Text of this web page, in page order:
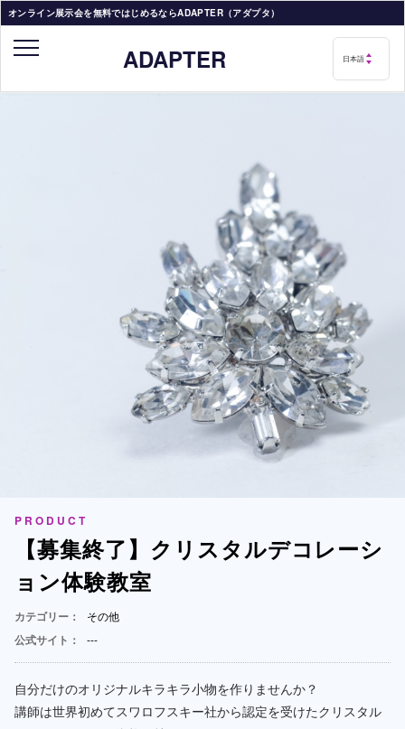
オンライン展示会を無料ではじめるならADAPTER（アダプタ）
ADAPTER
PRODUCT
【募集終了】クリスタルデコレーシ
ョン体験教室
カテゴリー： その他
公式サイト： ---
自分だけのオリジナルキラキラ小物を作りませんか？
講師は世界初めてスワロフスキー社から認定を受けたクリスタル